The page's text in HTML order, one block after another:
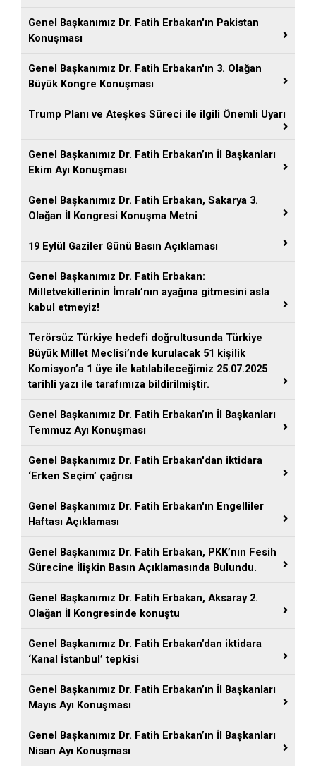
Genel Başkanımız Dr. Fatih Erbakan'ın Pakistan
Konuşması
Genel Başkanımız Dr. Fatih Erbakan'ın 3. Olağan
Büyük Kongre Konuşması
Trump Planı ve Ateşkes Süreci ile ilgili Önemli Uyarı
Genel Başkanımız Dr. Fatih Erbakan’ın İl Başkanları
Ekim Ayı Konuşması
Genel Başkanımız Dr. Fatih Erbakan, Sakarya 3.
Olağan İl Kongresi Konuşma Metni
19 Eylül Gaziler Günü Basın Açıklaması
Genel Başkanımız Dr. Fatih Erbakan:
Milletvekillerinin İmralı’nın ayağına gitmesini asla
kabul etmeyiz!
Terörsüz Türkiye hedefi doğrultusunda Türkiye
Büyük Millet Meclisi’nde kurulacak 51 kişilik
Komisyon’a 1 üye ile katılabileceğimiz 25.07.2025
tarihli yazı ile tarafımıza bildirilmiştir.
Genel Başkanımız Dr. Fatih Erbakan’ın İl Başkanları
Temmuz Ayı Konuşması
Genel Başkanımız Dr. Fatih Erbakan'dan iktidara
‘Erken Seçim’ çağrısı
Genel Başkanımız Dr. Fatih Erbakan'ın Engelliler
Haftası Açıklaması
Genel Başkanımız Dr. Fatih Erbakan, PKK’nın Fesih
Sürecine İlişkin Basın Açıklamasında Bulundu.
Genel Başkanımız Dr. Fatih Erbakan, Aksaray 2.
Olağan İl Kongresinde konuştu
Genel Başkanımız Dr. Fatih Erbakan’dan iktidara
‘Kanal İstanbul’ tepkisi
Genel Başkanımız Dr. Fatih Erbakan’ın İl Başkanları
Mayıs Ayı Konuşması
Genel Başkanımız Dr. Fatih Erbakan’ın İl Başkanları
Nisan Ayı Konuşması